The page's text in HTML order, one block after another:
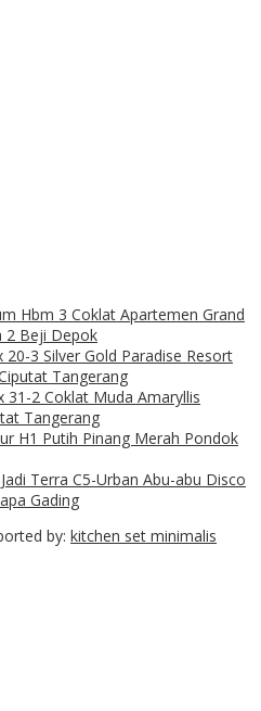
Hbm 3 Coklat Apartemen Grand
2 Beji Depok
20-3 Silver Gold Paradise Resort
Tangerang
31-2 Coklat Muda Amaryllis
Tangerang
H1 Putih Pinang Merah Pondok
Terra C5-Urban Abu-abu Disco
Gading
by: kitchen set minimalis